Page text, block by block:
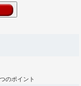
のポイント